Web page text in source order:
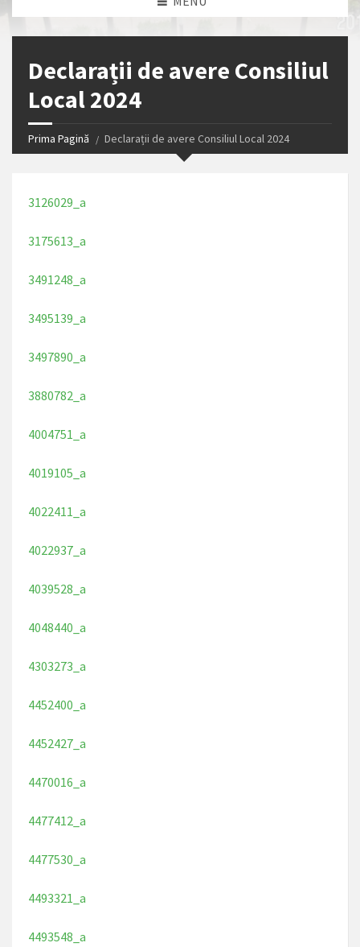
Declarații de avere Consiliul
Local 2024
Prima Pagină Declarații de avere Consiliul Local 2024
3126029_a
3175613_a
3491248_a
3495139_a
3497890_a
3880782_a
4004751_a
4019105_a
4022411_a
4022937_a
4039528_a
4048440_a
4303273_a
4452400_a
4452427_a
4470016_a
4477412_a
4477530_a
4493321_a
4493548_a